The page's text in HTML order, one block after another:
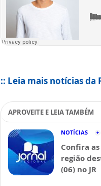
:: Leia mais notícias da
APROVEITE E LEIA TAMBÉM
NOTÍCIAS
Confira
região
(06) no JR